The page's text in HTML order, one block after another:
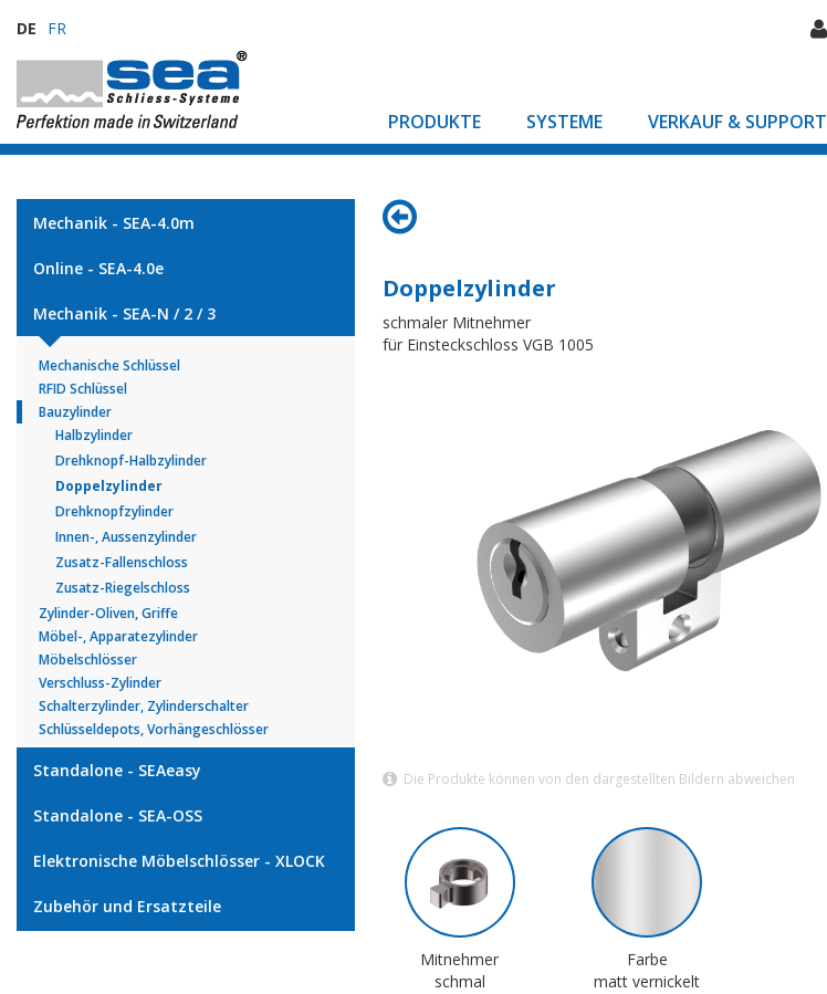
DE FR
PRODUKTE SYSTEME VERKAUF & SUPPORT
Mechanik - SEA-4.0m
Online - SEA-4.0e
Mechanik - SEA-N / 2 / 3
Mechanische Schlüssel
RFID Schlüssel
Bauzylinder
Halbzylinder
Drehknopf-Halbzylinder
Doppelzylinder
Drehknopfzylinder
Innen-, Aussenzylinder
Zusatz-Fallenschloss
Zusatz-Riegelschloss
Zylinder-Oliven, Griffe
Möbel-, Apparatezylinder
Möbelschlösser
Verschluss-Zylinder
Schalterzylinder, Zylinderschalter
Schlüsseldepots, Vorhängeschlösser
Standalone - SEAeasy
Standalone - SEA-OSS
Elektronische Möbelschlösser - XLOCK
Zubehör und Ersatzteile
Doppelzylinder
schmaler Mitnehmer
für Einsteckschloss VGB 1005
Die Produkte können von den dargestellten Bildern abweichen
Mitnehmer
schmal
Farbe
matt vernickelt